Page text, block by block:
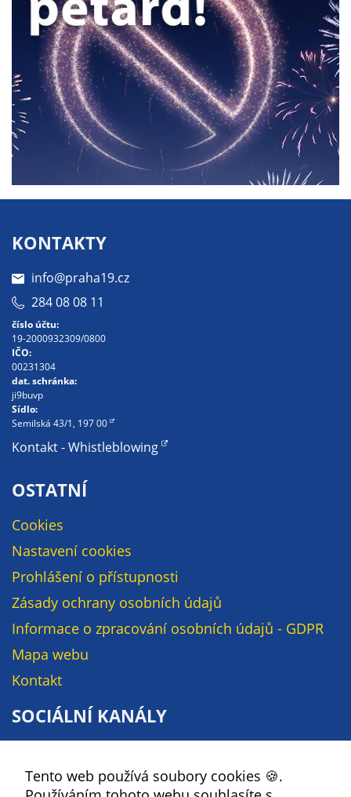
KONTAKTY
info@praha19.cz
284 08 08 11
číslo účtu:
19-2000932309/0800
IČO:
00231304
dat. schránka:
ji9buvp
Sídlo:
Semilská 43/1, 197 00
Kontakt - Whistleblowing
OSTATNÍ
Cookies
Nastavení cookies
Prohlášení o přístupnosti
Zásady ochrany osobních údajů
Informace o zpracování osobních údajů - GDPR
Mapa webu
Kontakt
SOCIÁLNÍ KANÁLY
YouTube
Tento web používá soubory cookies 🍪.
Personalizované
soubory cookie
Používáme rovněž
soubory cookie a
další technologie,
abychom
přizpůsobili naše
webové stránky
potřebám a
zájmech, tak zvané
pseudonymizované
profily. Na základě
osoby, protože jsou
pseudonymizované